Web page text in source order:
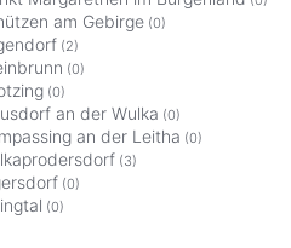
am Gebirge (0)
(2)
(0)
(0)
an der Wulka (0)
an der Leitha (0)
(3)
(0)
(0)